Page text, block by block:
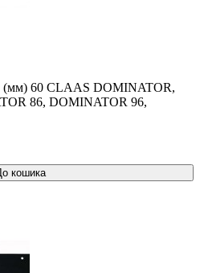
60 CLAAS DOMINATOR,
86, DOMINATOR 96,
кошика